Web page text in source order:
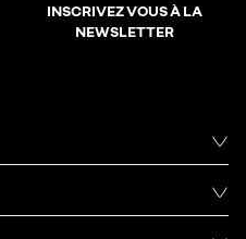
INSCRIVEZ VOUS À LA
NEWSLETTER